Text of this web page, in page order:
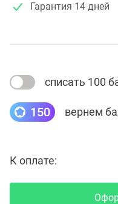
Гарантия 14 дней
списать 100
150 вернем
К оплате: